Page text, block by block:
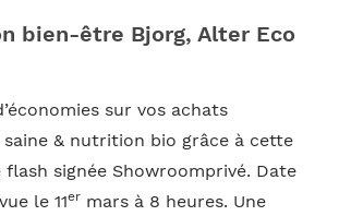
bien-être Bjorg, Alter Eco
sur vos achats
saine & nutrition bio grâce à cette
flash signée Showroomprivé. Date
le 11ermars à 8 heures. Une